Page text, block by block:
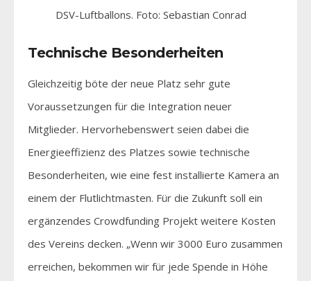
DSV-Luftballons. Foto: Sebastian Conrad
Technische Besonderheiten
Gleichzeitig böte der neue Platz sehr gute
Voraussetzungen für die Integration neuer
Mitglieder. Hervorhebenswert seien dabei die
Energieeffizienz des Platzes sowie technische
Besonderheiten, wie eine fest installierte Kamera an
einem der Flutlichtmasten. Für die Zukunft soll ein
ergänzendes Crowdfunding Projekt weitere Kosten
des Vereins decken. „Wenn wir 3000 Euro zusammen
erreichen, bekommen wir für jede Spende in Höhe